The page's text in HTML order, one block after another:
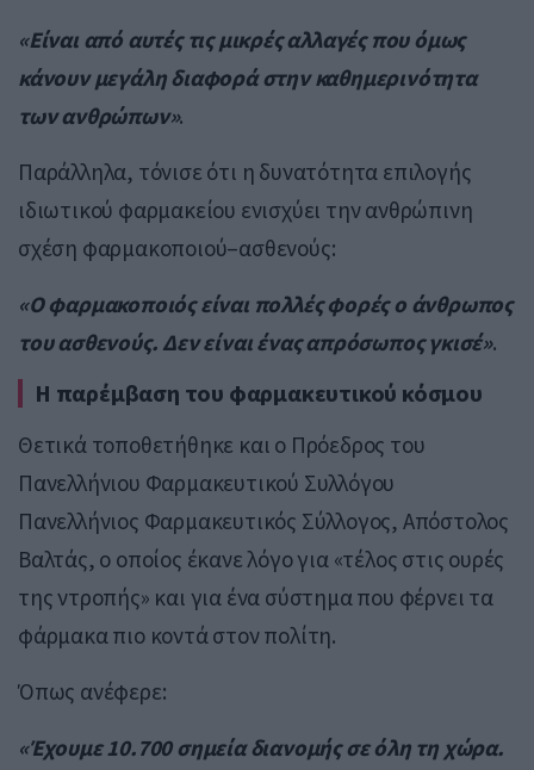
«Είναι από αυτές τις μικρές αλλαγές που όμως
κάνουν μεγάλη διαφορά στην καθημερινότητα
των ανθρώπων».
Παράλληλα, τόνισε ότι η δυνατότητα επιλογής
ιδιωτικού φαρμακείου ενισχύει την ανθρώπινη
σχέση φαρμακοποιού–ασθενούς:
«Ο φαρμακοποιός είναι πολλές φορές ο άνθρωπος
του ασθενούς. Δεν είναι ένας απρόσωπος γκισέ».
Η παρέμβαση του φαρμακευτικού κόσμου
Θετικά τοποθετήθηκε και ο Πρόεδρος του
Πανελλήνιου Φαρμακευτικού Συλλόγου
Πανελλήνιος Φαρμακευτικός Σύλλογος, Απόστολος
Βαλτάς, ο οποίος έκανε λόγο για «τέλος στις ουρές
της ντροπής» και για ένα σύστημα που φέρνει τα
φάρμακα πιο κοντά στον πολίτη.
Όπως ανέφερε:
«Έχουμε 10.700 σημεία διανομής σε όλη τη χώρα.